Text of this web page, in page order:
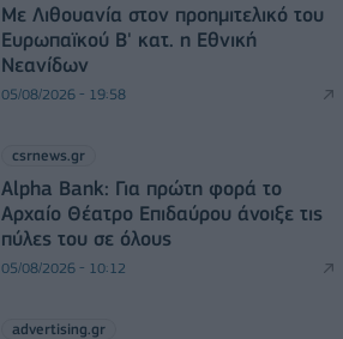
Με Λιθουανία στον προημιτελικό του
Ευρωπαϊκού Β' κατ. η Εθνική
Νεανίδων
05/08/2026 - 19:58
csrnews.gr
Alpha Bank: Για πρώτη φορά το
Αρχαίο Θέατρο Επιδαύρου άνοιξε τις
πύλες του σε όλους
05/08/2026 - 10:12
advertising.gr